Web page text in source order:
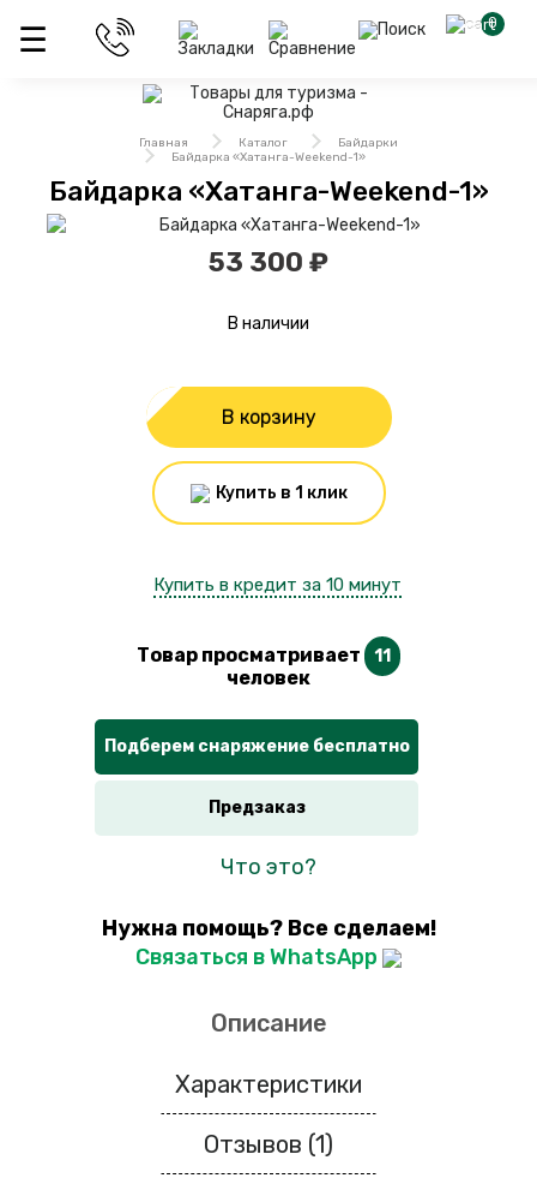
0
Главная Каталог
Байдарки
Байдарка «Хатанга-Weekend-1»
Байдарка «Хатанга-Weekend-1»
53 300 ₽
В наличии
В корзину
Купить в 1 клик
Купить в кредит за 10 минут
Товар просматривает 11
человек
Подберем снаряжение бесплатно
Предзаказ
Что это?
Нужна помощь? Все сделаем!
Связаться в WhatsApp
Описание
Характеристики
Отзывов (1)